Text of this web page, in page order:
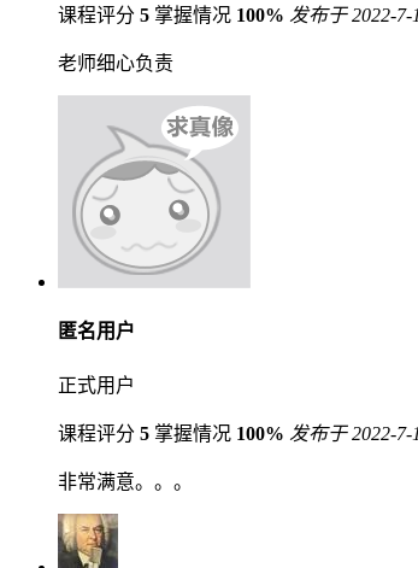
课程评分 5 掌握情况 100% 发布于 2022-7-
老师细心负责
匿名用户
正式用户
课程评分 5 掌握情况 100% 发布于 2022-7-
非常满意。。。